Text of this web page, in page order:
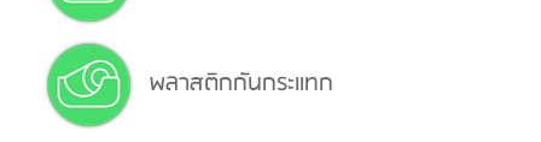
พลาสติกกันกระแทก